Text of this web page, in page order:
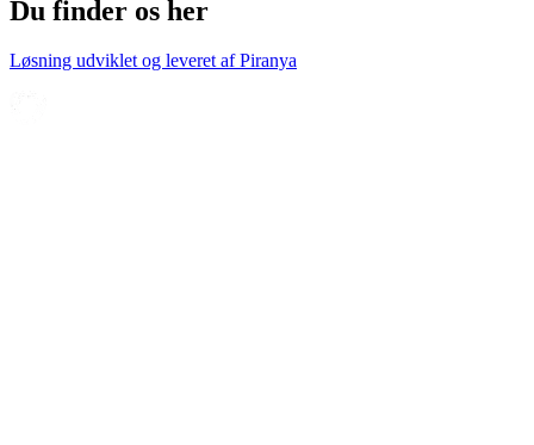
Du finder os her
Løsning udviklet og leveret afPiranya